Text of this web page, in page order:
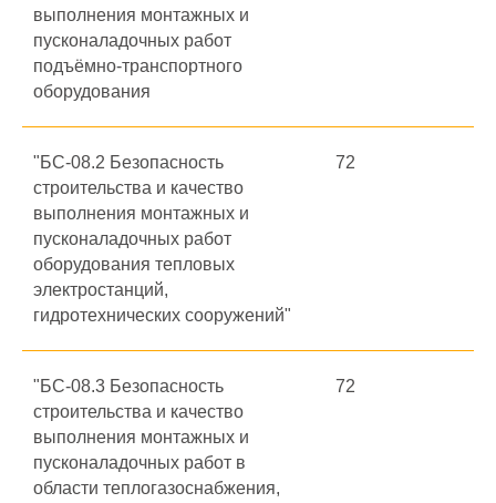
выполнения монтажных и
пусконаладочных работ
подъёмно-транспортного
оборудования
"БС-08.2 Безопасность
строительства и качество
выполнения монтажных и
пусконаладочных работ
оборудования тепловых
электростанций,
гидротехнических сооружений"
72
"БС-08.3 Безопасность
строительства и качество
выполнения монтажных и
пусконаладочных работ в
области теплогазоснабжения,
72